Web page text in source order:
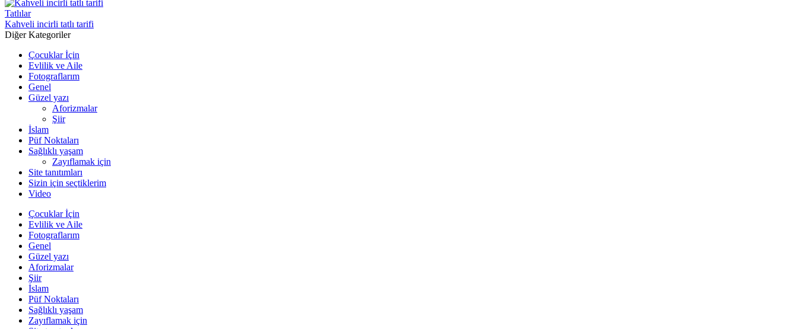
Tatlılar
Kahveli incirli tatlı tarifi
Diğer Kategoriler
Çocuklar İçin
Evlilik ve Aile
Fotograflarım
Genel
Güzel yazı
Aforizmalar
Şiir
İslam
Püf Noktaları
Sağlıklı yaşam
Zayıflamak için
Site tanıtımları
Sizin için seçtiklerim
Video
Çocuklar İçin
Evlilik ve Aile
Fotograflarım
Genel
Güzel yazı
Aforizmalar
Şiir
İslam
Püf Noktaları
Sağlıklı yaşam
Zayıflamak için